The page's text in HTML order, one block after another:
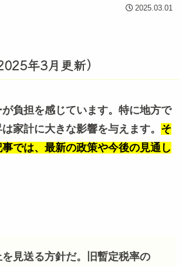
2025.03.01
年3月更新）
負担を感じています。特に地方で
家計に大きな影響を与えます。 そ
では、最新の政策や今後の見通し
見送る方針だ。旧暫定税率の